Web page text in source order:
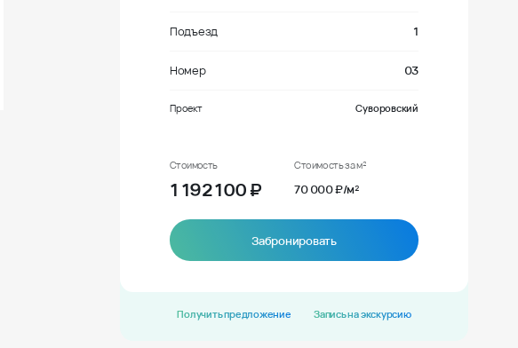
Подъезд 1
Номер 03
Проект Суворовский
Стоимость
1 192 100₽
Стоимость за м²
70 000 ₽/м²
Забронировать
Получить предложение Запись на экскурсию